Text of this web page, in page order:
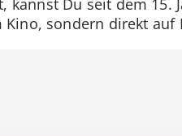
sondern direkt auf